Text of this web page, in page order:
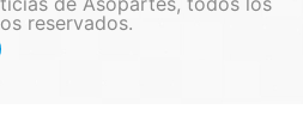
reservados.